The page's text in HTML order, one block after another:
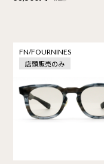
FN/FOURNINES
店頭販売のみ